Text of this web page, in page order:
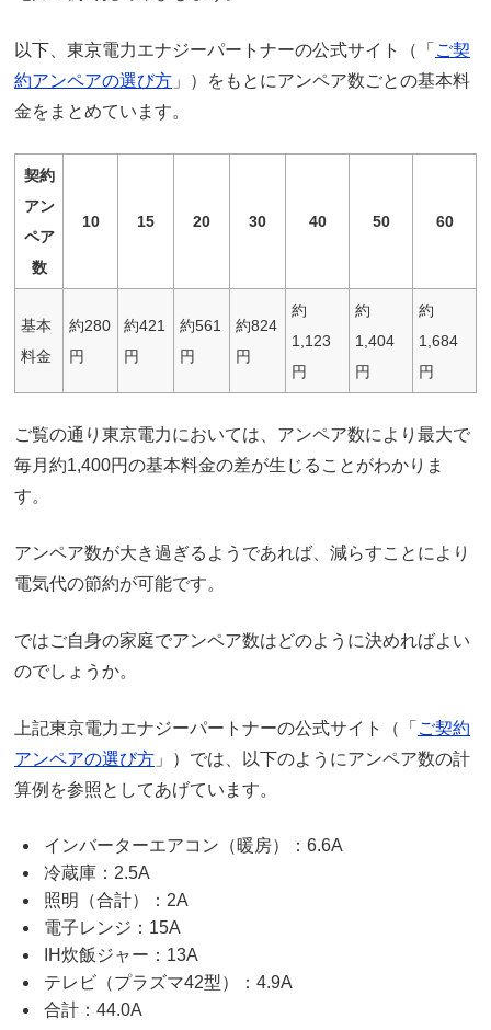
以下、東京電力エナジーパートナーの公式サイト（「 ご契
約アンペアの選び方 」）をもとにアンペア数ごとの基本料
金をまとめています。
契約
アン
ペア
数
10 15 20 30 40 50 60
基本
料金
約280
円
約421
円
約561
円
約824
円
約
1,123
円
約
1,404
円
約
1,684
円
ご覧の通り東京電力においては、アンペア数により最大で
毎月約1,400円の基本料金の差が生じることがわかりま
す。
アンペア数が大き過ぎるようであれば、減らすことにより
電気代の節約が可能です。
ではご自身の家庭でアンペア数はどのように決めればよい
のでしょうか。
上記東京電力エナジーパートナーの公式サイト（「 ご契約
アンペアの選び方 」）では、以下のようにアンペア数の計
算例を参照としてあげています。
インバーターエアコン（暖房）：6.6A
冷蔵庫：2.5A
照明（合計）：2A
電子レンジ：15A
IH炊飯ジャー：13A
テレビ（プラズマ42型）：4.9A
合計：44.0A